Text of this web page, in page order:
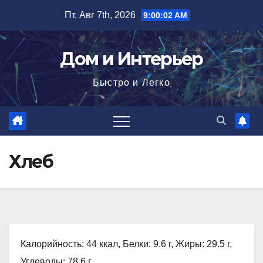
содержимому
Пт. Авг 7th, 2026 9:00:03 AM
Дом и Интерьер
Быстро и Легко
Хлеб
Калорийность: 44 ккал, Белки: 9.6 г, Жиры: 29.5 г,